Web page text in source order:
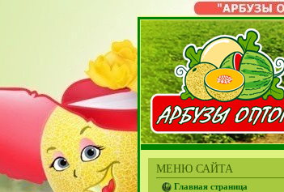
МЕНЮ САЙТА
Главная страница